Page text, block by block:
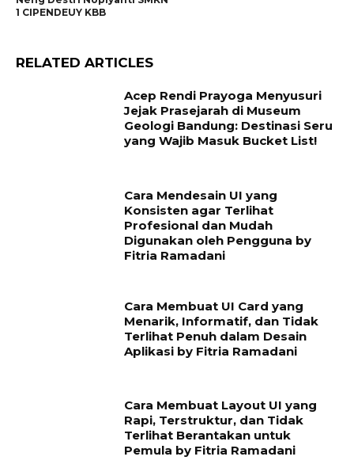
1 CIPENDEUY KBB
RELATED ARTICLES
Acep Rendi Prayoga Menyusuri
Jejak Prasejarah di Museum
Geologi Bandung: Destinasi Seru
yang Wajib Masuk Bucket List!
Cara Mendesain UI yang
Konsisten agar Terlihat
Profesional dan Mudah
Digunakan oleh Pengguna by
Fitria Ramadani
Cara Membuat UI Card yang
Menarik, Informatif, dan Tidak
Terlihat Penuh dalam Desain
Aplikasi by Fitria Ramadani
Cara Membuat Layout UI yang
Rapi, Terstruktur, dan Tidak
Terlihat Berantakan untuk
Pemula by Fitria Ramadani